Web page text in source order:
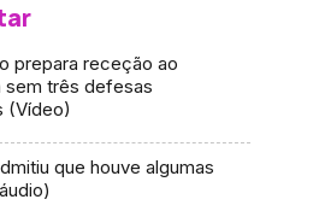
prepara receção ao
sem três defesas
(Vídeo)
que houve algumas